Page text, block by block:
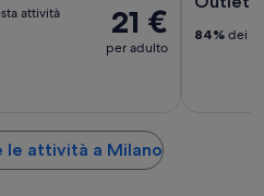
21 €
per adulto
attività
84% dei
le attività a Milano